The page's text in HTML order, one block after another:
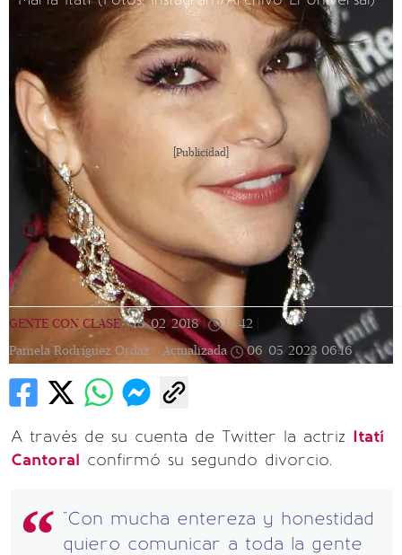
[Publicidad]
GENTE CON CLASE | 18/02/2018 | 13:42
Pamela Rodríguez Ordaz |
Actualizada 06/05/2023 06:16
A través de su cuenta de Twitter la actriz Itatí
Cantoral confirmó su segundo divorcio.
"Con mucha entereza y honestidad
quiero comunicar a toda la gente